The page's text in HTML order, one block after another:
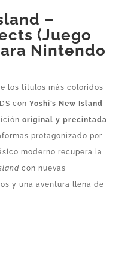
–
(Juego
Nintendo
los títulos más coloridos
con Yoshi’s New Island
original y precintada
protagonizado por
moderno recupera la
con nuevas
y una aventura llena de